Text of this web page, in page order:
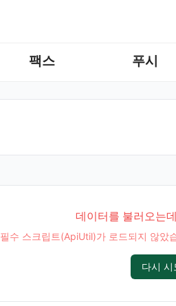
팩스 푸시
데이터를 불러오는
필수 스크립트(ApiUtil)가 로드되지 않았
다시 시